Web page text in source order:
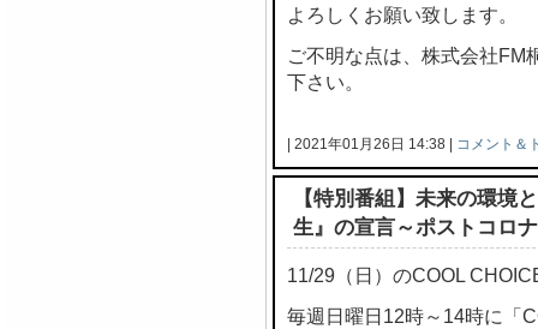
よろしくお願い致します。
ご不明な点は、株式会社FM
下さい。
| 2021年01月26日 14:38 | コメント＆
【特別番組】未来の環境
生』の宣言～ポストコロ
11/29（日）のCOOL
毎週日曜日12時～14時に「